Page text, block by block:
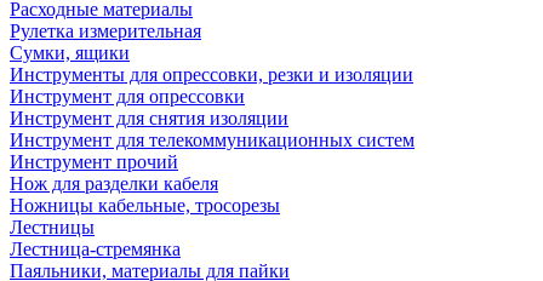
Расходные материалы
Рулетка измерительная
Сумки, ящики
Инструменты для опрессовки, резки и изоляции
Инструмент для опрессовки
Инструмент для снятия изоляции
Инструмент для телекоммуникационных систем
Инструмент прочий
Нож для разделки кабеля
Ножницы кабельные, тросорезы
Лестницы
Лестница-стремянка
Паяльники, материалы для пайки